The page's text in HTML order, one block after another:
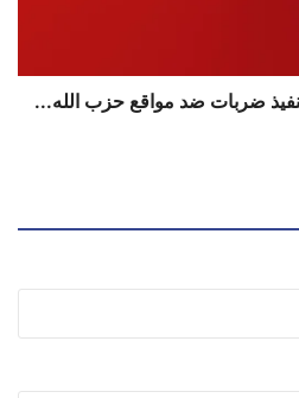
ضربات ضد مواقع حزب الله...